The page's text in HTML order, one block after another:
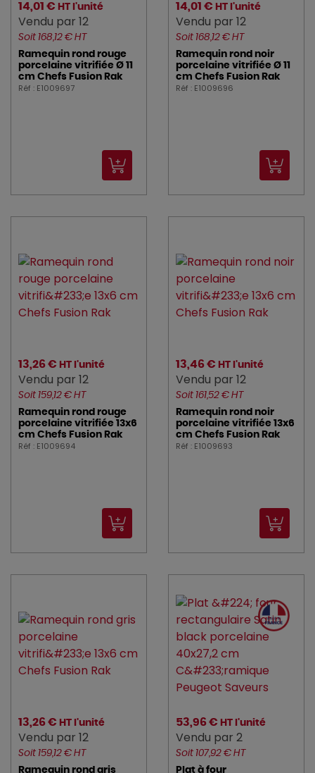
14,01 € HT l'unité
Vendu par 12
Soit 168,12 € HT
Ramequin rond rouge
porcelaine vitrifiée Ø 11
cm Chefs Fusion Rak
Réf : E1009697
14,01 € HT l'unité
Vendu par 12
Soit 168,12 € HT
Ramequin rond noir
porcelaine vitrifiée Ø 11
cm Chefs Fusion Rak
Réf : E1009696
13,26 € HT l'unité
Vendu par 12
Soit 159,12 € HT
Ramequin rond rouge
porcelaine vitrifiée 13x6
cm Chefs Fusion Rak
Réf : E1009694
13,46 € HT l'unité
Vendu par 12
Soit 161,52 € HT
Ramequin rond noir
porcelaine vitrifiée 13x6
cm Chefs Fusion Rak
Réf : E1009693
13,26 € HT l'unité
Vendu par 12
Soit 159,12 € HT
Ramequin rond gris
53,96 € HT l'unité
Vendu par 2
Soit 107,92 € HT
Plat à four